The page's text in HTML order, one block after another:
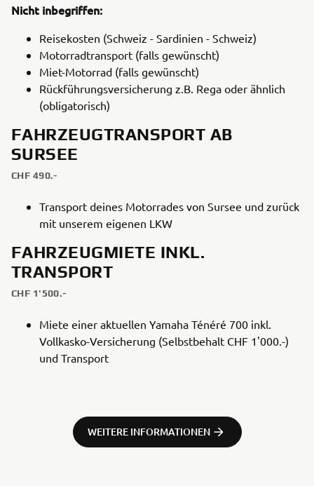
Nicht inbegriffen:
Reisekosten (Schweiz - Sardinien - Schweiz)
Motorradtransport (falls gewünscht)
Miet-Motorrad (falls gewünscht)
Rückführungsversicherung z.B. Rega oder ähnlich
(obligatorisch)
FAHRZEUGTRANSPORT AB
SURSEE
CHF 490.-
Transport deines Motorrades von Sursee und zurück
mit unserem eigenen LKW
FAHRZEUGMIETE INKL.
TRANSPORT
CHF 1'500.-
Miete einer aktuellen Yamaha Ténéré 700 inkl.
Vollkasko-Versicherung (Selbstbehalt CHF 1'000.-)
und Transport
WEITERE INFORMATIONEN